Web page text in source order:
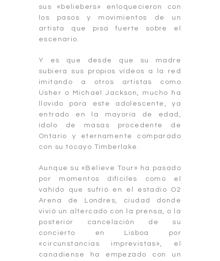
sus «beliebers» enloquecieron con
los pasos y movimientos de un
artista que pisa fuerte sobre el
escenario.
Y es que desde que su madre
subiera sus propios vídeos a la red
imitando a otros artistas como
Usher o Michael Jackson, mucho ha
llovido para este adolescente, ya
entrado en la mayoría de edad,
ídolo de masas procedente de
Ontario y eternamente comparado
con su tocayo Timberlake.
Aunque su «Believe Tour» ha pasado
por momentos difíciles como el
vahído que sufrió en el estadio O2
Arena de Londres, ciudad donde
vivió un altercado con la prensa, o la
posterior cancelación de su
concierto en Lisboa por
«circunstancias imprevistas», el
canadiense ha empezado con un